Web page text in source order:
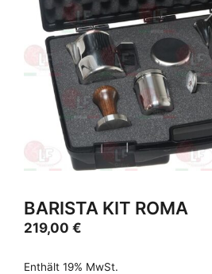
BARISTA KIT ROMA
219,00 €
Enthält 19% MwSt.